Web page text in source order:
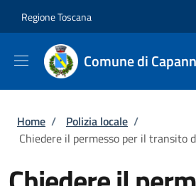
Regione Toscana
Comune di
Briciole di pane
Home / Polizia locale /
Chiedere il permesso per il transito